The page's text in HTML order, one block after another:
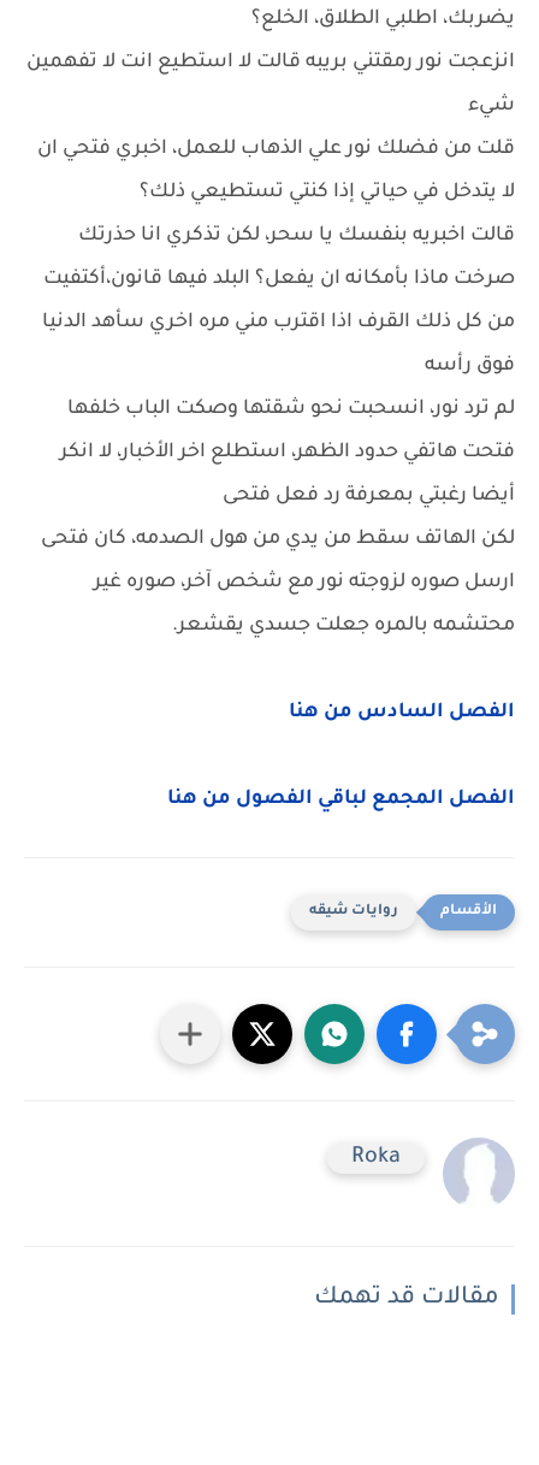
يضربك، اطلبي الطلاق، الخلع؟
انزعجت نور رمقتني بريبه قالت لا استطيع انت لا تفهمين
شيء
قلت من فضلك نور علي الذهاب للعمل، اخبري فتحي ان
لا يتدخل في حياتي إذا كنتي تستطيعي ذلك؟
قالت اخبريه بنفسك يا سحر، لكن تذكري انا حذرتك
صرخت ماذا بأمكانه ان يفعل؟ البلد فيها قانون،أكتفيت
من كل ذلك القرف اذا اقترب مني مره اخري سأهد الدنيا
فوق رأسه
لم ترد نور، انسحبت نحو شقتها وصكت الباب خلفها
فتحت هاتفي حدود الظهر، استطلع اخر الأخبار، لا انكر
أيضا رغبتي بمعرفة رد فعل فتحى
لكن الهاتف سقط من يدي من هول الصدمه، كان فتحى
ارسل صوره لزوجته نور مع شخص آخر، صوره غير
محتشمه بالمره جعلت جسدي يقشعر.
الفصل السادس من هنا
الفصل المجمع لباقي الفصول من هنا
روايات شيقه
Roka
مقالات قد تهمك